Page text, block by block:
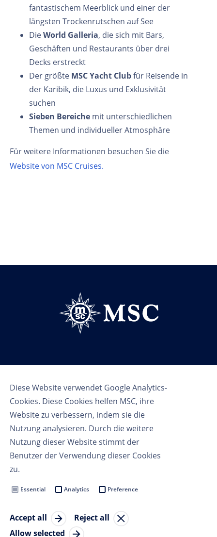
Diese Website verwendet Google Analytics-
Cookies. Diese Cookies helfen MSC, ihre
Website zu verbessern, indem sie die
Nutzung analysieren. Durch die weitere
Nutzung dieser Website stimmt der
Benutzer der Verwendung dieser Cookies
zu.
Essential Analytics Preference
Accept all
Reject all
Allow selected
fantastischem Meerblick und einer der
längsten Trockenrutschen auf See
DieWorld Galleria, die sich mit Bars,
Geschäften und Restaurants über drei
Decks erstreckt
Der größte MSC Yacht Clubfür Reisende in
der Karibik, die Luxus und Exklusivität
suchen
Sieben Bereiche mit unterschiedlichen
Themen und individueller Atmosphäre
Für weitere Informationen besuchen Sie die
Website von MSC Cruises.
Follow us
Nutzungsbedingungen
Cookie Settings
© Copyright 2023 MSC Cruises SA